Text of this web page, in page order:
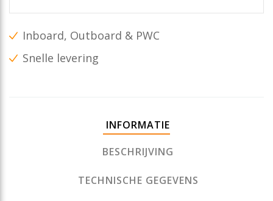
Inboard, Outboard & PWC
Snelle levering
INFORMATIE
BESCHRIJVING
TECHNISCHE GEGEVENS